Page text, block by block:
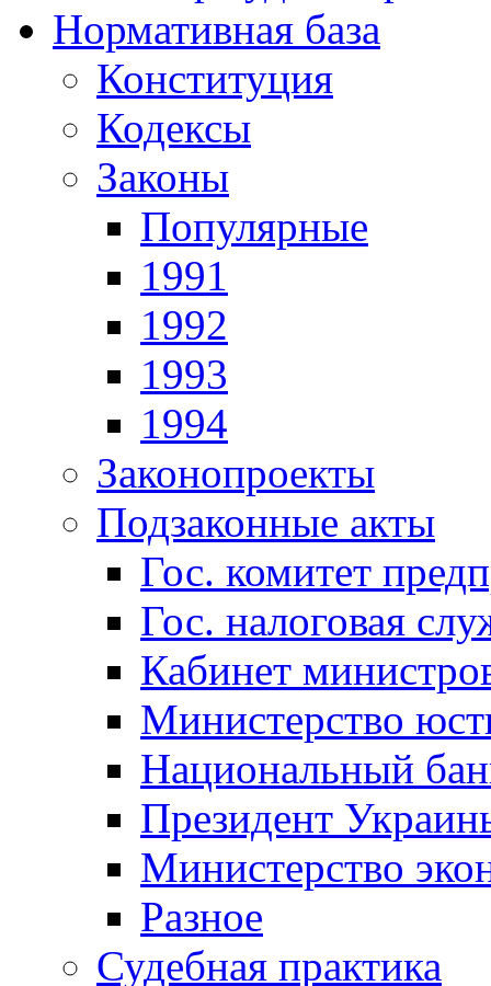
Нормативная база
Конституция
Кодексы
Законы
Популярные
1991
1992
1993
1994
Законопроекты
Подзаконные акты
Гос. комитет
Гос. налоговая
Кабинет
Министерство
Национальный
Президент
Министерство
Разное
Судебная практика